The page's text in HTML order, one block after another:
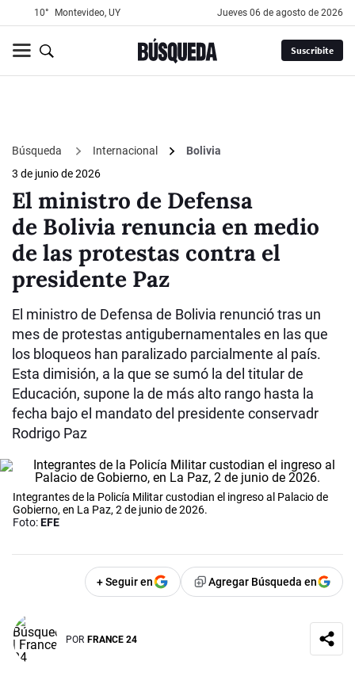
10° Montevideo, UY jueves 06 de agosto de 2026
Suscribite
Búsqueda Internacional
Bolivia
3 de junio de 2026
El ministro de Defensa
de Bolivia renuncia en medio
de las protestas contra el
presidente Paz
El ministro de Defensa de Bolivia renunció tras un
mes de protestas antigubernamentales en las que
los bloqueos han paralizado parcialmente al país.
Esta dimisión, a la que se sumó la del titular de
Educación, supone la de más alto rango hasta la
fecha bajo el mandato del presidente conservadr
Rodrigo Paz
Integrantes de la Policía Militar custodian el ingreso al Palacio de
Gobierno, en La Paz, 2 de junio de 2026.
Foto:EFE
+ Seguir en Agregar Búsqueda en
POR FRANCE 24